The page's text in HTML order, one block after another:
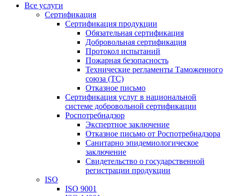
Все услуги
Сертификация
Сертификация продукции
Обязательная сертификация
Добровольная сертификация
Протокол испытаний
Пожарная безопасность
Технические регламенты Таможенного
союза (ТС)
Отказное письмо
Сертификация услуг в национальной
системе добровольной сертификации
Роспотребнадзор
Экспертное заключение
Отказное письмо от Роспотребнадзора
Санитарно эпидемиологическое
заключение
Свидетельство о государственной
регистрации продукции
ISO
ISO 9001